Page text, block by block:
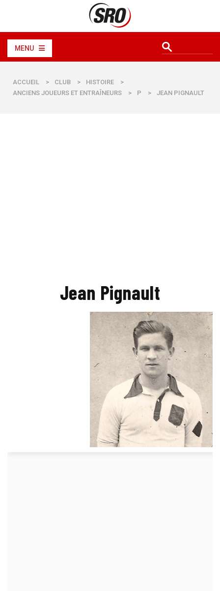
MENU
ACCUEIL > CLUB > HISTOIRE
>
ANCIENS JOUEURS ET ENTRAÎNEURS
> P > JEAN PIGNAULT
Jean Pignault